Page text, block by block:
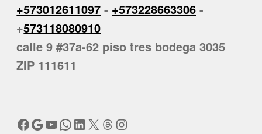
+573012611097 - +573228663306 -
+573118080910
calle 9 #37a-62 piso tres bodega 3035
ZIP 111611
Facebook
Google
YouTube
WhatsApp
LinkedIn
X Threads
Instagram